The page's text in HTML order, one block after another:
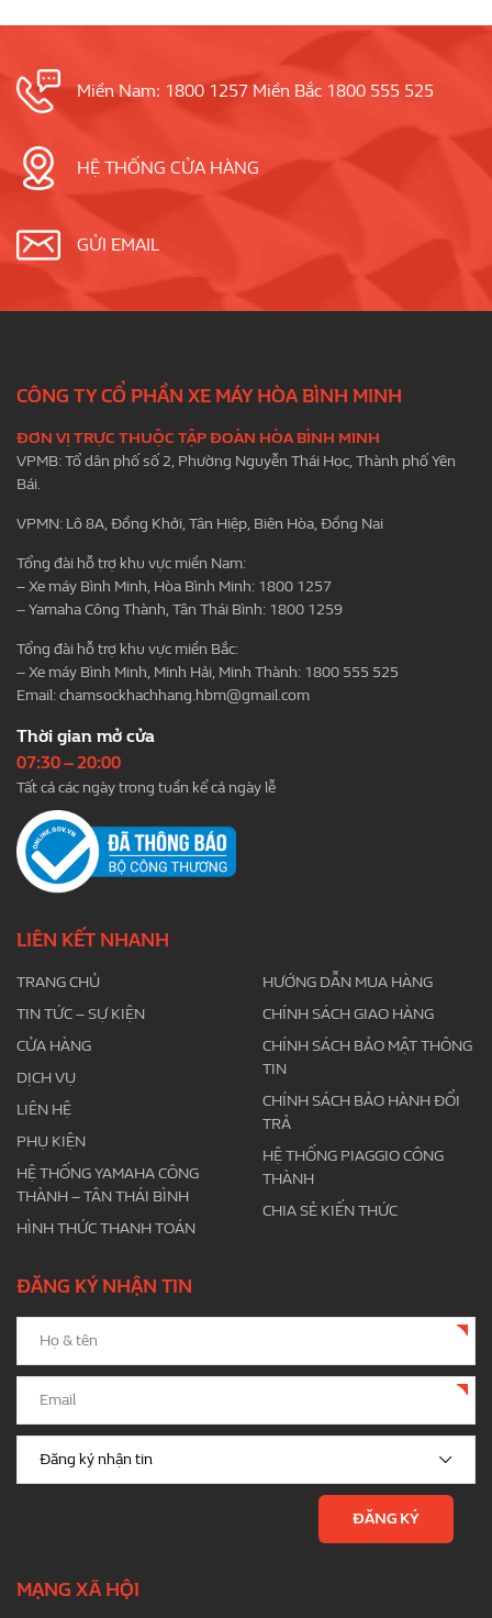
Miền Nam: 1800 1257 Miền Bắc 1800 555 525
HỆ THỐNG CỬA HÀNG
GỬI EMAIL
CÔNG TY CỔ PHẦN XE MÁY HÒA BÌNH MINH
ĐƠN VỊ TRỰC THUỘC TẬP ĐOÀN HÒA BÌNH MINH
VPMB: Tổ dân phố số 2, Phường Nguyễn Thái Học, Thành phố Yên
Bái.
VPMN: Lô 8A, Đồng Khởi, Tân Hiệp, Biên Hòa, Đồng Nai
Tổng đài hỗ trợ khu vực miền Nam:
– Xe máy Bình Minh, Hòa Bình Minh: 1800 1257
– Yamaha Công Thành, Tân Thái Bình: 1800 1259
Tổng đài hỗ trợ khu vực miền Bắc:
– Xe máy Bình Minh, Minh Hải, Minh Thành: 1800 555 525
Email:chamsockhachhang.hbm@gmail.com
Thời gian mở cửa
07:30 – 20:00
Tất cả các ngày trong tuần kể cả ngày lễ
LIÊN KẾT NHANH
TRANG CHỦ
TIN TỨC – SỰ KIỆN
CỬA HÀNG
DỊCH VỤ
LIÊN HỆ
PHỤ KIỆN
HỆ THỐNG YAMAHA CÔNG
THÀNH – TÂN THÁI BÌNH
HÌNH THỨC THANH TOÁN
HƯỚNG DẪN MUA HÀNG
CHÍNH SÁCH GIAO HÀNG
CHÍNH SÁCH BẢO MẬT THÔNG
TIN
CHÍNH SÁCH BẢO HÀNH ĐỔI
TRẢ
HỆ THỐNG PIAGGIO CÔNG
THÀNH
CHIA SẺ KIẾN THỨC
ĐĂNG KÝ NHẬN TIN
MẠNG XÃ HỘI